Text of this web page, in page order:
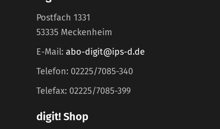
Postfach 1331
53335 Meckenheim
E-Mail: abo-digit@ips-d.de
Telefon: 02225/7085-340
Telefax: 02225/7085-399
digit! Shop